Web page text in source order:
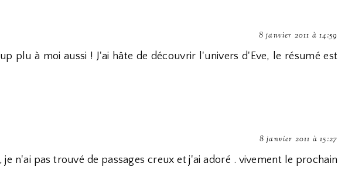
8 janvier 2011 à 14:59
plu à moi aussi ! J'ai hâte de découvrir l'univers d'Eve, le résumé est
8 janvier 2011 à 15:27
je n'ai pas trouvé de passages creux et j'ai adoré . vivement le prochain